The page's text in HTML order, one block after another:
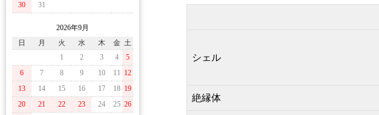
30
31
2026年9月
日
月 火 水 木 金 土
1
2 3 4
5
6
7 8 9 10 11 12
13
14 15 16 17 18 19
20
21 22 23 24 25 26
シェル
絶縁体